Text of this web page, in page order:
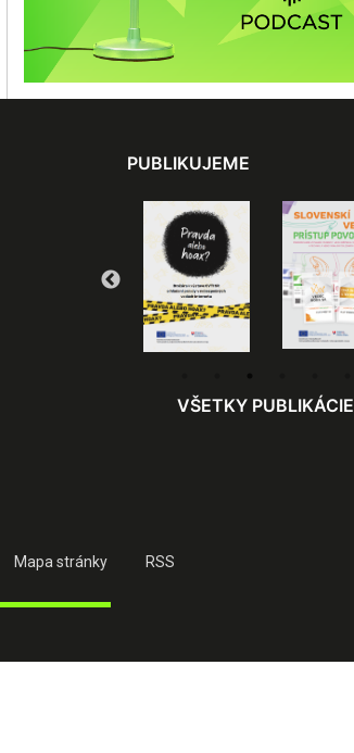
PUBLIKUJEME
VŠETKY PUBLIKÁCIE
Mapa stránky RSS